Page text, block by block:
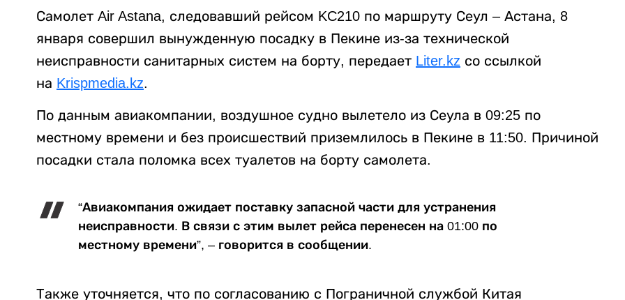
Самолет Air Astana, следовавший рейсом KC210 по маршруту Сеул – Астана, 8
января совершил вынужденную посадку в Пекине из-за технической
неисправности санитарных систем на борту, передает Liter.kz со ссылкой
на Krispmedia.kz.
По данным авиакомпании, воздушное судно вылетело из Сеула в 09:25 по
местному времени и без происшествий приземлилось в Пекине в 11:50. Причиной
посадки стала поломка всех туалетов на борту самолета.
“Авиакомпания ожидает поставку запасной части для устранения
неисправности. В связи с этим вылет рейса перенесен на 01:00 по
местному времени”, – говорится в сообщении.
Также уточняется, что по согласованию с Пограничной службой Китая